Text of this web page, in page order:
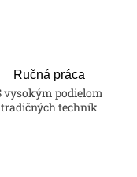
Ručná práca
vysokým podielom
tradičných techník